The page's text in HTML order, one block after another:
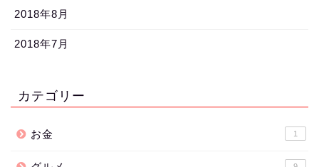
2018年8月
2018年7月
カテゴリー
お金 1